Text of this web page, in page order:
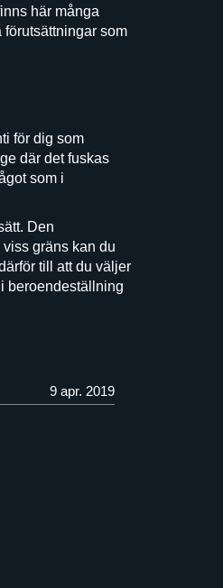
här många
som
för dig som
där det fuskas
som i
Den
gräns kan du
till att du väljer
beroendeställning
9 apr. 2019